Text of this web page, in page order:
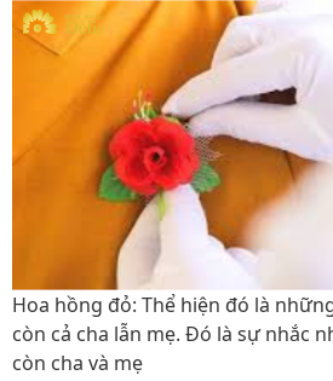
Hoa hồng đỏ: Thể hiện đó là
còn cả cha lẫn mẹ. Đó là sự nhắc
còn cha và mẹ